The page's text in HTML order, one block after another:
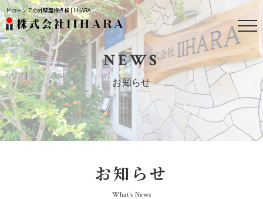
ドローンでの外壁屋根点検 | IIHARA
NEWS
お知らせ
お知らせ
What’s News